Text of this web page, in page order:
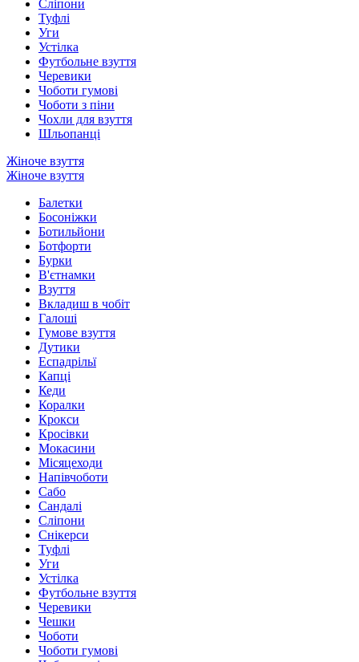
Сліпони
Туфлі
Уги
Устілка
Футбольне взуття
Черевики
Чоботи гумові
Чоботи з піни
Чохли для взуття
Шльопанці
Жіноче взуття
Жіноче взуття
Балетки
Босоніжки
Ботильйони
Ботфорти
Бурки
В'єтнамки
Взуття
Вкладиш в чобіт
Галоші
Гумове взуття
Дутики
Еспадрільї
Капці
Кеди
Коралки
Крокси
Кросівки
Мокасини
Місяцеходи
Напівчоботи
Сабо
Сандалі
Сліпони
Снікерси
Туфлі
Уги
Устілка
Футбольне взуття
Черевики
Чешки
Чоботи
Чоботи гумові